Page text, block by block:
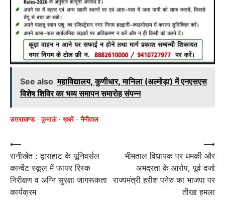
See also महाविद्यालय, कुणीधार, मानिला (अल्मोड़ा) में एनएसएस
विशेष शिविर का भव्य समापन समारोह संपन्न
उत्तराखण्ड कुमाऊं ख़बरें नैनीताल
Post
navigation
⟵
रानीखेत : द्वाराहाट के यूनिवर्सल
कान्वेंट स्कूल में फायर रिस्क
निरीक्षण व अग्नि सुरक्षा जागरूकता
कार्यक्रम
भीमताल विधायक पर धमकी और
अभद्रता के आरोप, पूर्व दर्जा
राज्यमंत्री हरीश पनेरु का भाजपा पर
तीखा हमला
⟶